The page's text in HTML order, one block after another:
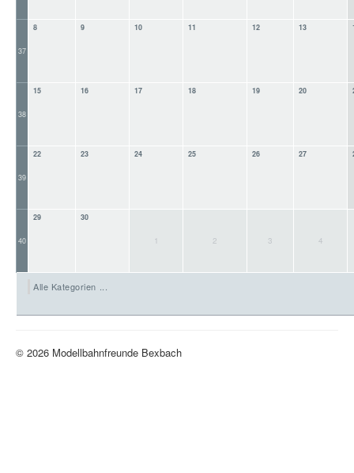
37
8 9 10 11 12 13
38
15 16 17 18 19 20
39
22 23 24 25 26 27
40
29 30
1 2 3 4
Alle Kategorien ...
© 2026 Modellbahnfreunde Bexbach